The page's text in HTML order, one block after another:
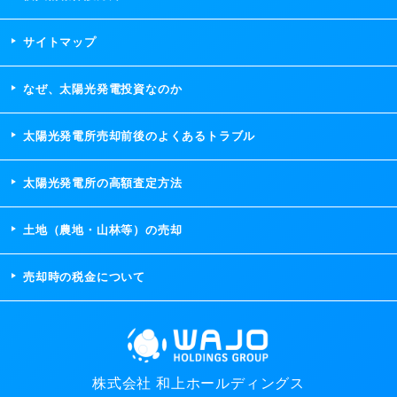
サイトマップ
なぜ、太陽光発電投資なのか
太陽光発電所売却前後のよくあるトラブル
太陽光発電所の高額査定方法
土地（農地・山林等）の売却
売却時の税金について
株式会社 和上ホールディングス